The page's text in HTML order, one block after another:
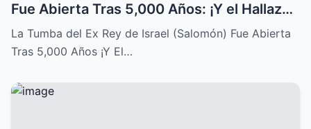
Fue Abierta Tras 5,000 Años: ¡Y el Hallazgo
Conmocionó al Mundo!
La Tumba del Ex Rey de Israel (Salomón) Fue Abierta
Tras 5,000 Años ¡Y El…